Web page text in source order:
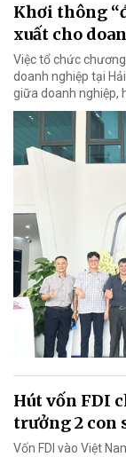
Khơi thông
xuất cho
Việc tổ chức
doanh nghiệp tại
giữa doanh nghiệp,
Hút vốn FDI
trưởng 2 con
Vốn FDI vào Việt